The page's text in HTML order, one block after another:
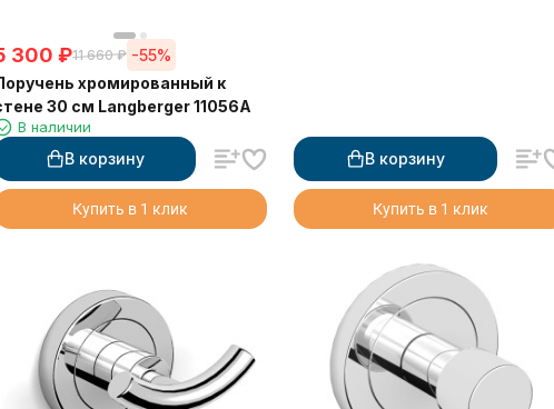
300 ₽11 660 ₽ -55%
хромированный к
30 см Langberger 11056A
В наличии
В корзину
Купить в 1 клик
В корзину
Купить в 1 клик